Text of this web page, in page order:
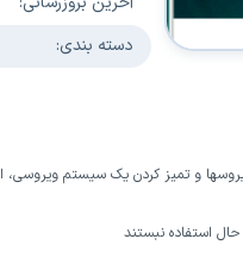
دسته بندی:
ویروسها و تمیز کردن یک سیستم
استفاده نبستند